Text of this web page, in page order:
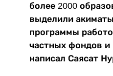
более 2000
выделили
программы
частных фондов и
написал Саясат